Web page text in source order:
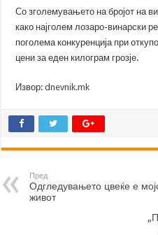
Со зголемувањето на бројот на
како најголем лозаро-винарски
поголема конкуренција при
цени за еден килограм грозје.
Извор:dnevnik.mk
Пред
Одгледувањето цвеќе е
живот